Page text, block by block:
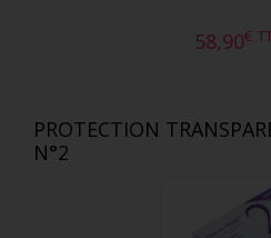
58,90€
PROTECTION
N°2